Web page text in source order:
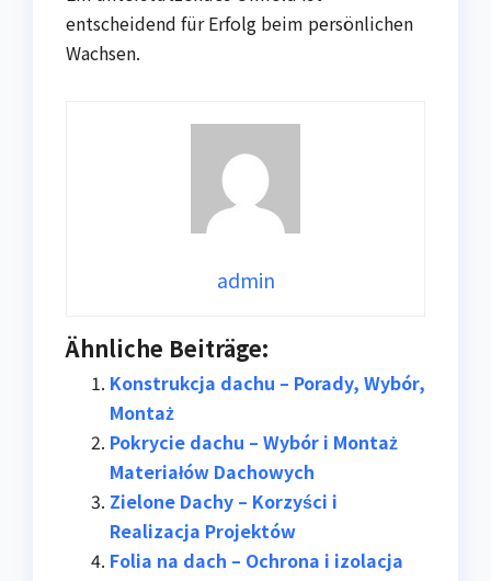
entscheidend für Erfolg beim persönlichen
Wachsen.
admin
Ähnliche Beiträge:
Konstrukcja dachu – Porady, Wybór,
Montaż
Pokrycie dachu – Wybór i Montaż
Materiałów Dachowych
Zielone Dachy – Korzyści i
Realizacja Projektów
Folia na dach – Ochrona i izolacja